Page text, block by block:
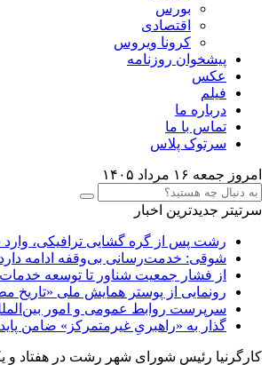
بورس
اقتصادی
کرونا ویروس
پیشخوان روزنامه
عکس
فیلم
درباره ما
تماس با ما
سرتوک پلاس
امروز جمعه ۱۶ مرداد ۱۴۰۵
سرتیتر جدیدترین اخبار
رشت پس از گره گشایی ترافیکی،
شوقی: خدمت‌رسانی بی‌وقفه ادامه دارد
از فشار جمعیت شناور تا توسعه
رونمایی از پوستر همایش ملی «تاریخ
سرپرست روابط عمومی و امور
گذار به «راهبریِ غیرمتمرکز» ضامن
کارگرنیا رئیس شورای شهر رشت در هفتاد و